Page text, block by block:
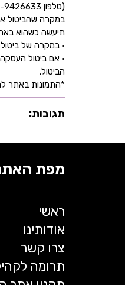
(טלפון 08-9426633, דוא”ל info@littleprince.co.il.)
במקרה שהביטול
תיעשה כשהוא באריזתו
• במקרה של ביטול
• אם ביטול
הביטול.
*התמונות באתר
תגובות:
מפת
ראשי
אודותינו
צרו קשר
תרומה